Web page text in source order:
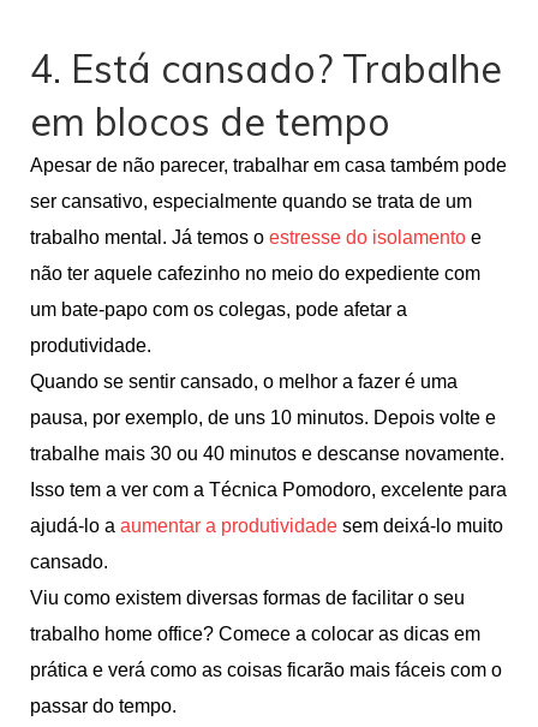
4. Está cansado? Trabalhe
em blocos de tempo
Apesar de não parecer, trabalhar em casa também pode
ser cansativo, especialmente quando se trata de um
trabalho mental. Já temos o estresse do isolamento e
não ter aquele cafezinho no meio do expediente com
um bate-papo com os colegas, pode afetar a
produtividade.
Quando se sentir cansado, o melhor a fazer é uma
pausa, por exemplo, de uns 10 minutos. Depois volte e
trabalhe mais 30 ou 40 minutos e descanse novamente.
Isso tem a ver com a Técnica Pomodoro, excelente para
ajudá-lo a aumentar a produtividade sem deixá-lo muito
cansado.
Viu como existem diversas formas de facilitar o seu
trabalho home office? Comece a colocar as dicas em
prática e verá como as coisas ficarão mais fáceis com o
passar do tempo.